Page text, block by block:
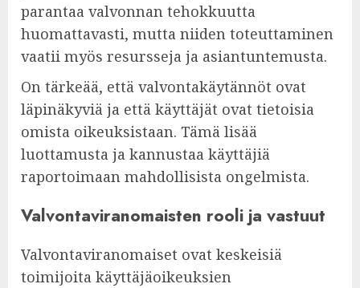
parantaa valvonnan tehokkuutta
huomattavasti, mutta niiden toteuttaminen
vaatii myös resursseja ja asiantuntemusta.
On tärkeää, että valvontakäytännöt ovat
läpinäkyviä ja että käyttäjät ovat tietoisia
omista oikeuksistaan. Tämä lisää
luottamusta ja kannustaa käyttäjiä
raportoimaan mahdollisista ongelmista.
Valvontaviranomaisten rooli ja vastuut
Valvontaviranomaiset ovat keskeisiä
toimijoita käyttäjäoikeuksien